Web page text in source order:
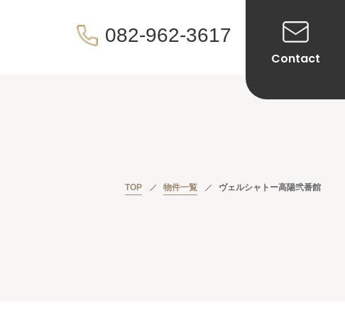
082-962-3617
Contact
TOP 物件一覧 ヴェルシャトー高陽弐番館